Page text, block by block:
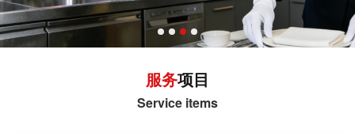
服务项目
Service items